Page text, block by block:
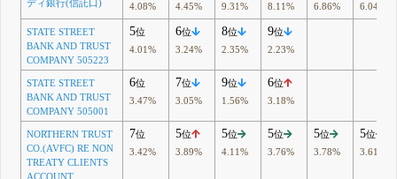
ディ銀行(信託口)
4.08%
4.45%
9.31%
8.11%
6.86%
6.04%
STATE STREET
BANK AND TRUST
COMPANY 505223
5位
4.01%
6位
3.24%
8位
2.35%
9位
2.23%
STATE STREET
BANK AND TRUST
COMPANY 505001
6位
3.47%
7位
3.05%
9位
1.56%
6位
3.18%
NORTHERN TRUST
CO.(AVFC) RE NON
TREATY CLIENTS
ACCOUNT
7位
3.42%
5位
3.89%
5位
4.11%
5位
3.76%
5位
3.78%
5位
3.61%